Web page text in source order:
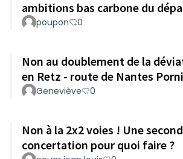
ambitions bas carbone du
poupon 0
Non au doublement de la
en Retz - route de Nantes
Geneviève 0
Non à la 2x2 voies ! Une
concertation pour quoi faire ?